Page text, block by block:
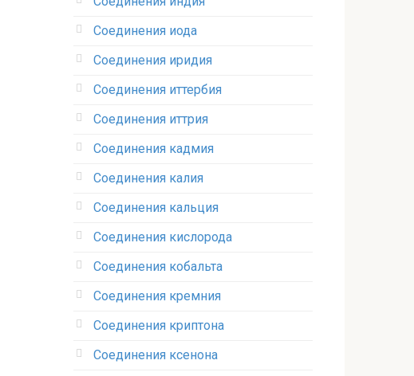
Соединения иода‎
Соединения иридия
Соединения иттербия‎
Соединения иттрия‎
Соединения кадмия
Соединения калия‎
Соединения кальция
Соединения кислорода‎
Соединения кобальта
Соединения кремния‎
Соединения криптона‎
Соединения ксенона‎